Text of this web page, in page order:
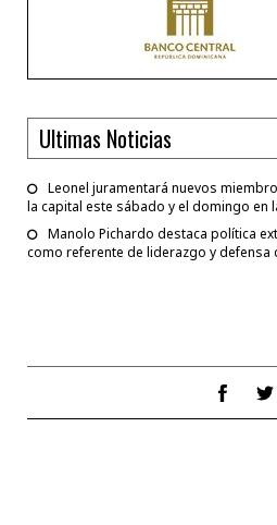
Ultimas Noticias
Leonel juramentará nuevos
la capital este sábado y el domingo en
Manolo Pichardo destaca política
como referente de liderazgo y defensa